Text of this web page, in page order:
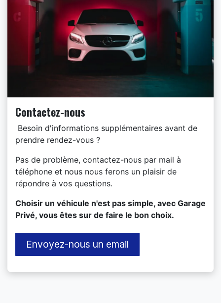
Contactez-nous
Besoin d'informations supplémentaires avant de
prendre rendez-vous ?
Pas de problème, contactez-nous par mail à
téléphone et nous nous ferons un plaisir de
répondre à vos questions.
​Choisir un véhicule n'est pas simple, avec Garage
Privé, vous êtes sur de faire le bon choix.
Envoyez-nous un email